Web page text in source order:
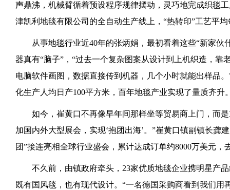
声鼎沸，机械臂循着预设程序规律摆动，灵巧地完成织毯
津凯利地毯有限公司的全自动生产线上，“热转印”工艺平
从事地毯行业近40年的张炳娟，最初看着这些“新家伙
器真有“脑子”，“过去一个复杂图案从设计到上机织造，靠
电脑软件画图，数据直接传到机器，几个小时就能出样品
化生产人均日产100平方米，百年地毯产业实现了量质齐升
如今，崔黄口不再像早年间那样坐等贸易商上门，而
加国内外大型展会，实现‘抱团出海’。”崔黄口镇副镇长龚
团”接连亮相全球行业盛会，累计达成订单约8000万美元，
不久前，由镇政府牵头，23家优质地毯企业携明星产
既有国风毯，也有现代设计。“一名德国采购商看到我们用